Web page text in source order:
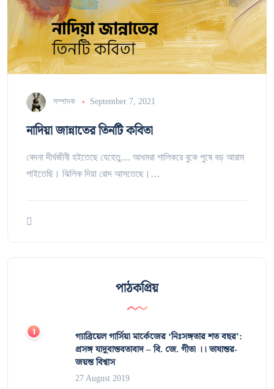
সম্পাদক September 7, 2021
নাদিয়া জান্নাতের তিনটি কবিতা
বেদনা দীর্ঘজীবী হইতেছে যেহেতু.... আধমরা শালিকরে বুকে পুষে বড় আরাম
পাইতেছি। ঝিলিক দিয়া রোদ আসতেছে।…
পাঠকপ্রিয়
গ্যাব্রিয়েল গার্সিয়া মার্কেজের ‘নিঃসঙ্গতার শত বছর’:
প্রসঙ্গ যাদুবাস্তবতাবাদ – বি. জে. গীতা ।। ভাষান্তর-
জয়ন্ত বিশ্বাস
27 August 2019